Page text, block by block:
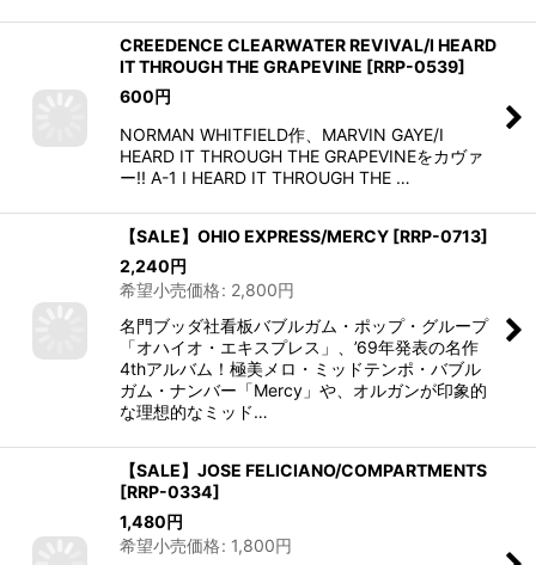
CREEDENCE CLEARWATER REVIVAL/I HEARD
IT THROUGH THE GRAPEVINE [RRP-0539]
600 円
NORMAN WHITFIELD作、MARVIN GAYE/I
HEARD IT THROUGH THE GRAPEVINEをカヴァ
ー!! A-1 I HEARD IT THROUGH THE …
【SALE】OHIO EXPRESS/MERCY [RRP-0713]
2,240 円
希望小売価格: 2,800円
名門ブッダ社看板バブルガム・ポップ・グループ
「オハイオ・エキスプレス」、’69年発表の名作
4thアルバム！極美メロ・ミッドテンポ・バブル
ガム・ナンバー「Mercy」や、オルガンが印象的
な理想的なミッド…
【SALE】JOSE FELICIANO/COMPARTMENTS
[RRP-0334]
1,480 円
希望小売価格: 1,800円